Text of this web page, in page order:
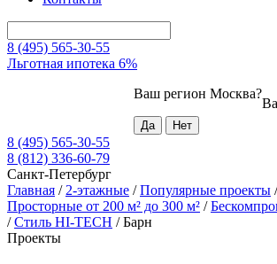
8 (495) 565-30-55
Льготная ипотека 6%
Ваш регион Москва?
8 (495) 565-30-55
8 (812) 336-60-79
Санкт-Петербург
Главная / 2-этажные /Популярные проекты
Просторные от 200 м² до 300 м² /
/Стиль HI-TECH /Барн
Проекты